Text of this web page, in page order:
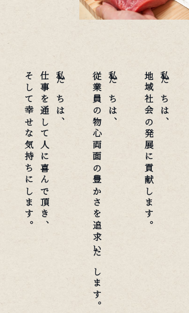
私たちは、
仕事を通して人に喜んで頂き、
そして幸せな気持ちにします。 私たちは、
従業員の物心両面の豊かさを追求いたします。 私たちは、
地域社会の発展に貢献します。